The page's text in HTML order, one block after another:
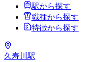
駅から探す
職種から探す
特徴から探す
久寿川駅